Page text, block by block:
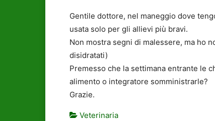
Gentile dottore, nel maneggio dove
usata solo per gli allievi più bravi.
Non mostra segni di malessere, ma ho
disidratati)
Premesso che la settimana entrante le
alimento o integratore somministrarle?
Grazie.
Veterinaria